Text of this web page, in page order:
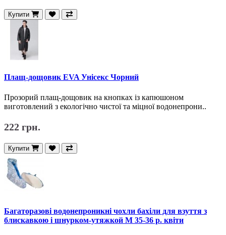
Купити
Плащ-дощовик EVA Унісекс Чорний
Прозорий плащ-дощовик на кнопках із капюшоном
виготовлений з екологічно чистої та міцної водонепрони..
222 грн.
Купити
Багаторазові водонепроникні чохли бахіли для взуття з
блискавкою і шнурком-утяжкой М 35-36 р. квіти